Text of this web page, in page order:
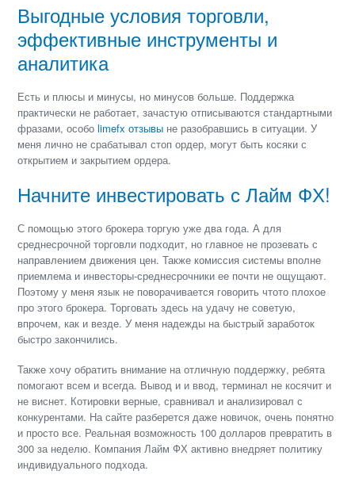
Выгодные условия торговли,
эффективные инструменты и
аналитика
Есть и плюсы и минусы, но минусов больше. Поддержка
практически не работает, зачастую отписываются стандартными
фразами, особоlimefx отзывы не разобравшись в ситуации. У
меня лично не срабатывал стоп ордер, могут быть косяки с
открытием и закрытием ордера.
Начните инвестировать с Лайм ФХ!
С помощью этого брокера торгую уже два года. А для
среднесрочной торговли подходит, но главное не прозевать с
направлением движения цен. Также комиссия системы вполне
приемлема и инвесторы-среднесрочники ее почти не ощущают.
Поэтому у меня язык не поворачивается говорить чтото плохое
про этого брокера. Торговать здесь на удачу не советую,
впрочем, как и везде. У меня надежды на быстрый заработок
быстро закончились.
Также хочу обратить внимание на отличную поддержку, ребята
помогают всем и всегда. Вывод и и ввод, терминал не косячит и
не виснет. Котировки верные, сравнивал и анализировал с
конкурентами. На сайте разберется даже новичок, очень понятно
и просто все. Реальная возможность 100 долларов превратить в
300 за неделю. Компания Лайм ФХ активно внедряет политику
индивидуального подхода.